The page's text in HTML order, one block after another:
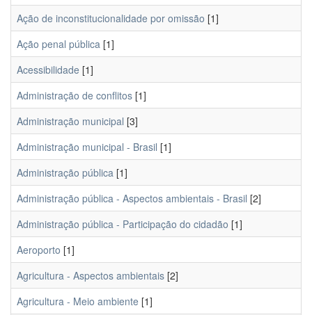
Ação de inconstitucionalidade por omissão [1]
Ação penal pública [1]
Acessibilidade [1]
Administração de conflitos [1]
Administração municipal [3]
Administração municipal - Brasil [1]
Administração pública [1]
Administração pública - Aspectos ambientais - Brasil [2]
Administração pública - Participação do cidadão [1]
Aeroporto [1]
Agricultura - Aspectos ambientais [2]
Agricultura - Meio ambiente [1]